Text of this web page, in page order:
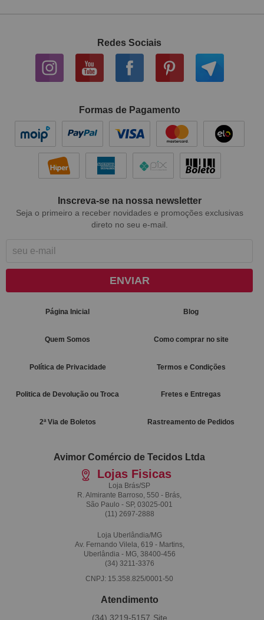
Redes Sociais
Formas de Pagamento
Inscreva-se na nossa newsletter
Seja o primeiro a receber novidades e promoções exclusivas
direto no seu e-mail.
ENVIAR
Página Inicial Blog
Quem Somos Como comprar no site
Política de Privacidade Termos e Condições
Politica de Devolução ou Troca Fretes e Entregas
2ª Via de Boletos Rastreamento de Pedidos
Avimor Comércio de Tecidos Ltda
Lojas Fisicas
Loja Brás/SP
R. Almirante Barroso, 550 - Brás,
São Paulo - SP, 03025-001
(11) 2697-2888
Loja Uberlândia/MG
Av. Fernando Vilela, 619 - Martins,
Uberlândia - MG, 38400-456
(34) 3211-3376
CNPJ: 15.358.825/0001-50
Atendimento
(34) 3219-5157